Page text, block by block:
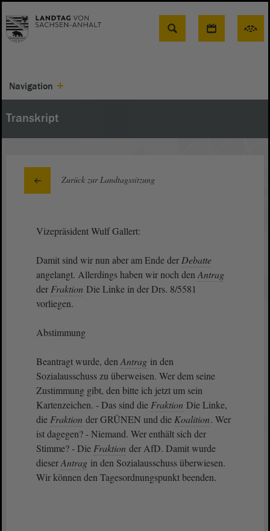
Suche
Navigation
Transkript
Zurück zur Landtagssitzung
Vizepräsident Wulf Gallert:
Damit sind wir nun aber am Ende der Debatte
angelangt. Allerdings haben wir noch den Antrag
der Fraktion Die Linke in der Drs. 8/5581
vorliegen.
Abstimmung
Beantragt wurde, den Antrag in den
Sozialausschuss zu überweisen. Wer dem seine
Zustimmung gibt, den bitte ich jetzt um sein
Kartenzeichen. - Das sind die Fraktion Die Linke,
die Fraktion der GRÜNEN und die Koalition. Wer
ist dagegen? - Niemand. Wer enthält sich der
Stimme? - Die Fraktion der AfD. Damit wurde
dieserAntrag in den Sozialausschuss überwiesen.
Wir können den Tagesordnungspunkt beenden.